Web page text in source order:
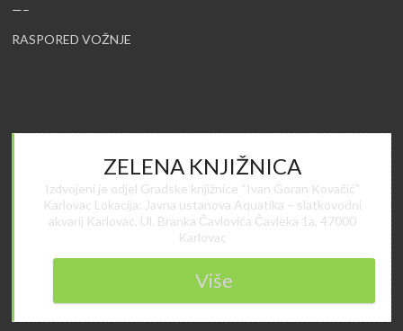
—–
RASPORED VOŽNJE
ZELENA KNJIŽNICA
Izdvojeni je odjel Gradske knjižnice “Ivan Goran Kovačić”
Karlovac Lokacija: Javna ustanova Aquatika – slatkovodni
akvarij Karlovac, Ul. Branka Čavlovića Čavleka 1a, 47000
Karlovac
Više